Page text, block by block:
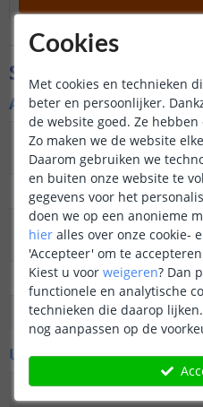
Specificaties
Algemene kenmerken
Type
buitenverlichting
Wandlamp
Functie
Decoratief
Aantal lampen in
set
1
IP waarde
IP44
Garantie
2 jaar
Uiterlijke kenmerken
Vormgeving/stijl
Modern
Cookies
Met cookies en technieken
beter en persoonlijker.
de website goed. Ze
Zo maken we de website
Daarom gebruiken we
en buiten onze website te
gegevens voor het
doen we op een anonieme
hier alles over onze cookie-
'Accepteer' om te
Kiest u voor weigeren? Dan
functionele en analytische
technieken die daarop
nog aanpassen op de